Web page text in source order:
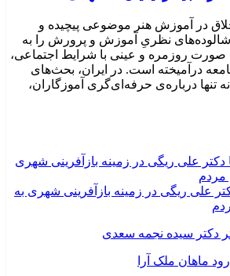
در آموزش هنر موضوعی پیچیده و
نظریِ آموزش و پرورش را به
روزمره و عینی با شرایط اجتماعی،
درآمیخته است‌. در ایران، بحث‌های
تنها درباره‌ی حرفه‌ای‌گری آموزگاران،
علی ریگی در زمینه بازآفرینی شهری به
دکتر سیده نجمه سعدی
ماهان ملک آرا